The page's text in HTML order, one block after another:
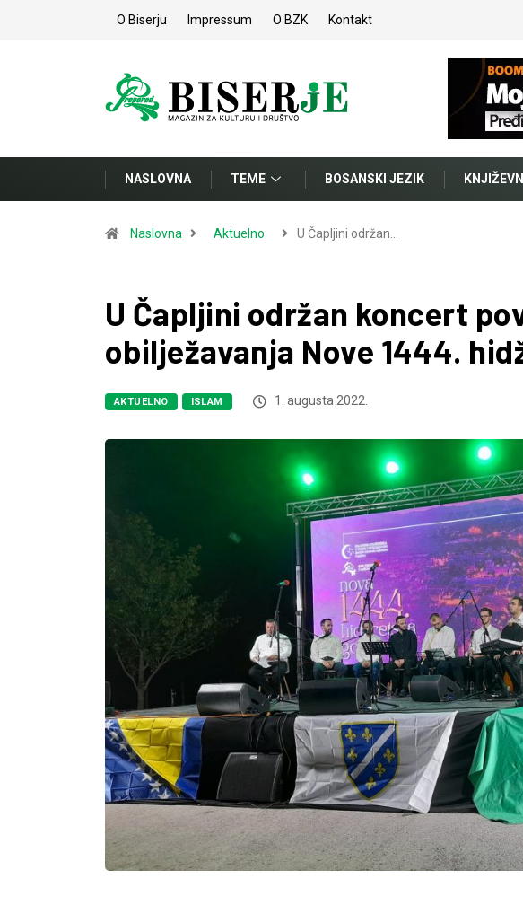
O Biserju Impressum O BZK Kontakt
NASLOVNA TEME BOSANSKI JEZIK
Naslovna Aktuelno U Čapljini održan…
U Čapljini održan koncert
obilježavanja Nove 1444.
AKTUELNO ISLAM 1. augusta 2022.